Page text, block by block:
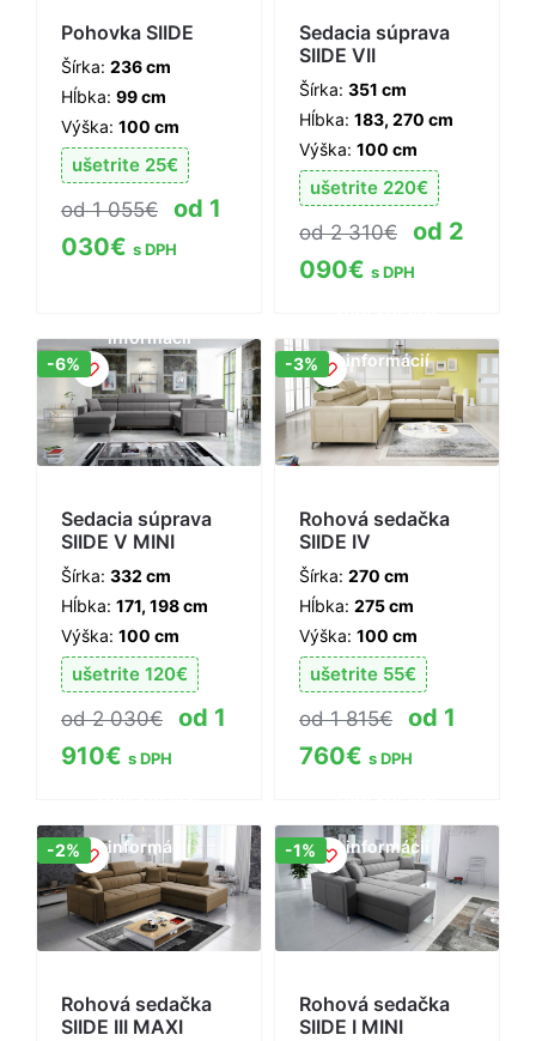
Pohovka SIIDE
Šírka: 236 cm
Hĺbka: 99 cm
Výška: 100 cm
ušetrite 25€
1 055€
1
030€ s DPH
informácií
Sedacia súprava
SIIDE VII
Šírka: 351 cm
Hĺbka: 183, 270 cm
Výška: 100 cm
ušetrite 220€
2 310€
2
090€ s DPH
informácií
Zľava!
-6%
Sedacia súprava
SIIDE V MINI
Šírka: 332 cm
Hĺbka: 171, 198 cm
Výška: 100 cm
ušetrite 120€
2 030€
1
910€ s DPH
informácií
Zľava!
-3%
Rohová sedačka
SIIDE IV
Šírka: 270 cm
Hĺbka: 275 cm
Výška: 100 cm
ušetrite 55€
1 815€
1
760€ s DPH
informácií
Zľava!
-2%
Rohová sedačka
SIIDE III MAXI
Zľava!
-1%
Rohová sedačka
SIIDE I MINI